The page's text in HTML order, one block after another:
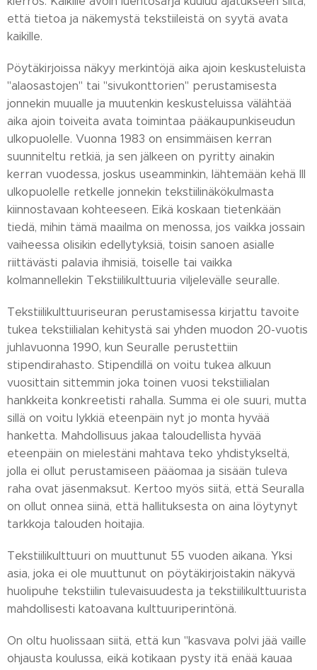
että tietoa ja näkemystä tekstiileistä on syytä avata
kaikille.
Pöytäkirjoissa näkyy merkintöjä aika ajoin keskusteluista
"alaosastojen" tai "sivukonttorien" perustamisesta
jonnekin muualle ja muutenkin keskusteluissa välähtää
aika ajoin toiveita avata toimintaa pääkaupunkiseudun
ulkopuolelle. Vuonna 1983 on ensimmäisen kerran
suunniteltu retkiä, ja sen jälkeen on pyritty ainakin
kerran vuodessa, joskus useamminkin, lähtemään kehä III
ulkopuolelle retkelle jonnekin tekstiilinäkökulmasta
kiinnostavaan kohteeseen. Eikä koskaan tietenkään
tiedä, mihin tämä maailma on menossa, jos vaikka jossain
vaiheessa olisikin edellytyksiä, toisin sanoen asialle
riittävästi palavia ihmisiä, toiselle tai vaikka
kolmannellekin Tekstiilikulttuuria viljelevälle seuralle.
Tekstiilikulttuuriseuran perustamisessa kirjattu tavoite
tukea tekstiilialan kehitystä sai yhden muodon 20-vuotis
juhlavuonna 1990, kun Seuralle perustettiin
stipendirahasto. Stipendillä on voitu tukea alkuun
vuosittain sittemmin joka toinen vuosi tekstiilialan
hankkeita konkreetisti rahalla. Summa ei ole suuri, mutta
sillä on voitu lykkiä eteenpäin nyt jo monta hyvää
hanketta. Mahdollisuus jakaa taloudellista hyvää
eteenpäin on mielestäni mahtava teko yhdistykseltä,
jolla ei ollut perustamiseen pääomaa ja sisään tuleva
raha ovat jäsenmaksut. Kertoo myös siitä, että Seuralla
on ollut onnea siinä, että hallituksesta on aina löytynyt
tarkkoja talouden hoitajia.
Tekstiilikulttuuri on muuttunut 55 vuoden aikana. Yksi
asia, joka ei ole muuttunut on pöytäkirjoistakin näkyvä
huolipuhe tekstiilin tulevaisuudesta ja tekstiilikulttuurista
mahdollisesti katoavana kulttuuriperintönä.
On oltu huolissaan siitä, että kun "kasvava polvi jää vaille
ohjausta koulussa, eikä kotikaan pysty itä enää kauaa